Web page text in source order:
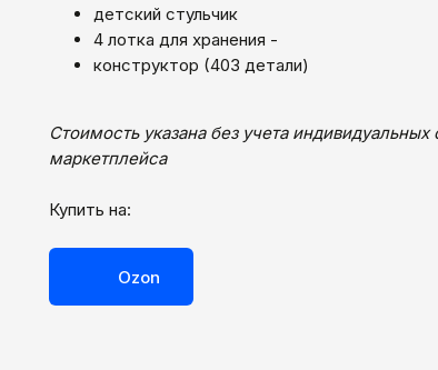
детский стульчик
4 лотка для хранения -
конструктор (403 детали)
Стоимость указана без учета
маркетплейса
Купить на:
Ozon